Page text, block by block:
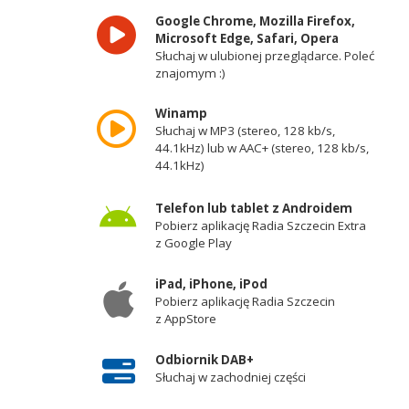
Google Chrome, Mozilla Firefox,
Microsoft Edge, Safari, Opera
Słuchaj w ulubionej przeglądarce. Poleć
znajomym :)
Winamp
Słuchaj w MP3 (stereo, 128 kb/s,
44.1kHz) lub w AAC+ (stereo, 128 kb/s,
44.1kHz)
Telefon lub tablet z Androidem
Pobierz aplikację Radia Szczecin Extra
z Google Play
iPad, iPhone, iPod
Pobierz aplikację Radia Szczecin
z AppStore
Odbiornik DAB+
Słuchaj w zachodniej części